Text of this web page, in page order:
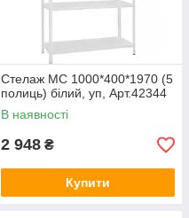
Стелаж МС 1000*400*1970 (5
полиць) білий, уп, Арт.42344
В наявності
2 948 ₴
Купити